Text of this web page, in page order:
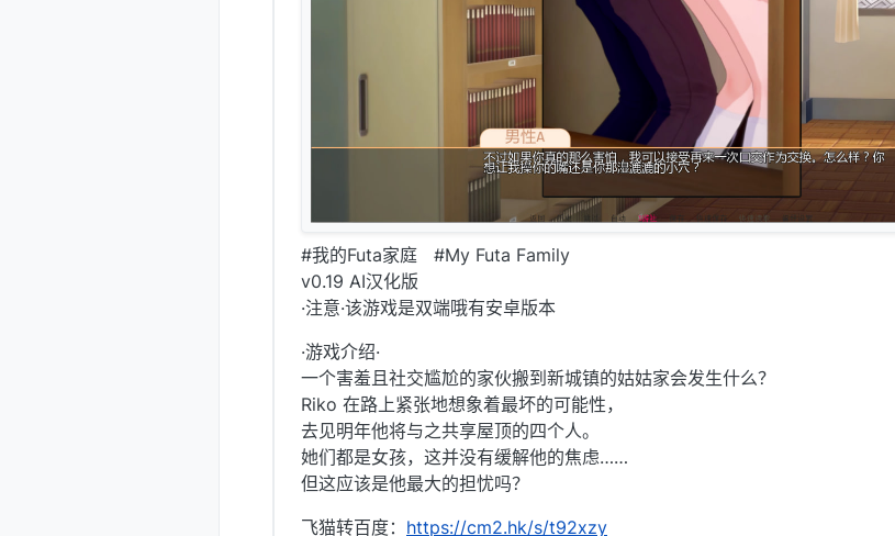
#我的Futa家庭 #My Futa Family
v0.19 AI汉化版
·注意·该游戏是双端哦有安卓版本
·游戏介绍·
一个害羞且社交尴尬的家伙搬到新城镇的姑姑家会发生什么？
Riko 在路上紧张地想象着最坏的可能性，
去见明年他将与之共享屋顶的四个人。
她们都是女孩，这并没有缓解他的焦虑……
但这应该是他最大的担忧吗？
飞猫转百度： https://cm2.hk/s/t92xzy